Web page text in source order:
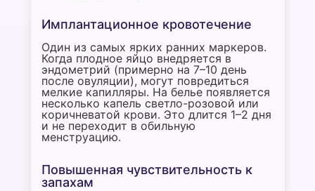
Имплантационное кровотечение
Один из самых ярких ранних маркеров.
Когда плодное яйцо внедряется в
эндометрий (примерно на 7–10 день
после овуляции), могут повредиться
мелкие капилляры. На белье появляется
несколько капель светло-розовой или
коричневатой крови. Это длится 1–2 дня
и не переходит в обильную
менструацию.
Повышенная чувствительность к
запахам